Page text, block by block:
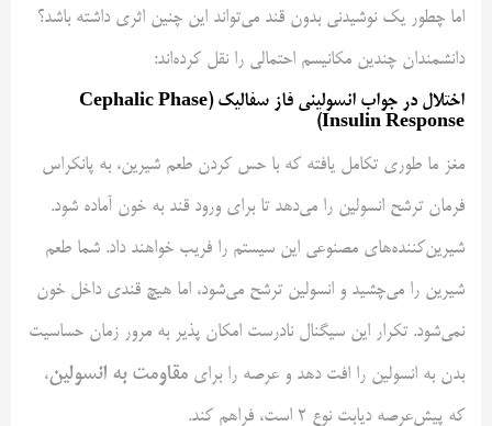
اما چطور یک نوشیدنی بدون قند می‌تواند این چنین اثری داشته باشد؟
دانشمندان چندین مکانیسم احتمالی را نقل کرده‌اند:
اختلال در جواب انسولینی فاز سفالیک (Cephalic Phase
Insulin Response
)
مغز ما طوری تکامل یافته که با حس کردن طعم شیرین، به پانکراس
فرمان ترشح انسولین را می‌دهد تا برای ورود قند به خون آماده شود.
شیرین‌کننده‌های مصنوعی این سیستم را فریب خواهند داد. شما طعم
شیرین را می‌چشید و انسولین ترشح می‌شود، اما هیچ قندی داخل خون
نمی‌شود. تکرار این سیگنال نادرست امکان پذیر به مرور زمان حساسیت
بدن به انسولین را افت دهد و عرصه را برای مقاومت به انسولین،
که پیش‌عرصه دیابت نوع ۲ است، فراهم کند.